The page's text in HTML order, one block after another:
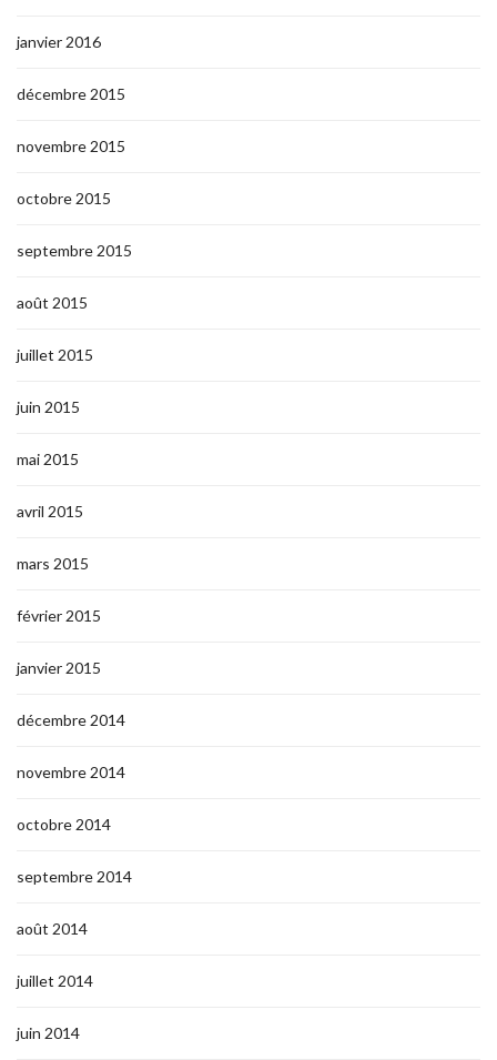
janvier 2016
décembre 2015
novembre 2015
octobre 2015
septembre 2015
août 2015
juillet 2015
juin 2015
mai 2015
avril 2015
mars 2015
février 2015
janvier 2015
décembre 2014
novembre 2014
octobre 2014
septembre 2014
août 2014
juillet 2014
juin 2014